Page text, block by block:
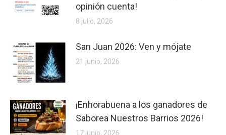
opinión cuenta!
8 julio, 2026
San Juan 2026: Ven y mójate
21 junio, 2026
¡Enhorabuena a los ganadores de
Saborea Nuestros Barrios 2026!
17 junio, 2026